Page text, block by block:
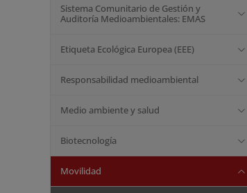
Sistema Comunitario de Gestión y
Auditoría Medioambientales: EMAS
Etiqueta Ecológica Europea (EEE)
Responsabilidad medioambiental
Medio ambiente y salud
Biotecnología
Movilidad